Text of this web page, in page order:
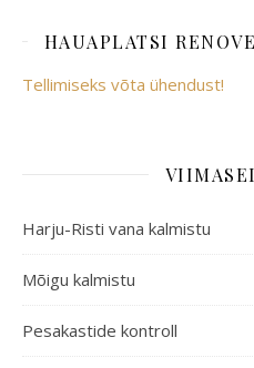
HAUAPLATSI
Tellimiseks võta ühendust!
Harju-Risti vana kalmistu
Mõigu kalmistu
Pesakastide kontroll